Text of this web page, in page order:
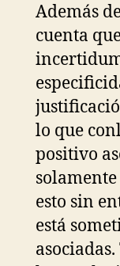
Además
cuenta
lo que
positivo
esto sin
está